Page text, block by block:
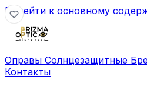
Перейти к основному
Оправы Солнцезащитные
Контакты